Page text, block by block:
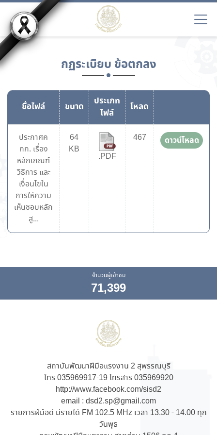
กฏระเบียบ ข้อตกลง
ชื่อไฟล์ ขนาด
ประเภท
ไฟล์
โหลด
ประกาศค
กก. เรื่อง
หลักเกณฑ์
วิธีการ และ
เงื่อนไขใน
การให้ความ
เห็นชอบหลัก
สู...
64
KB
.PDF
467 ดาวน์โหลด
จำนวนผู้เข้าชม
71,399
สถาบันพัฒนาฝีมือแรงงาน 2 สุพรรณบุรี
โทร 035969917-19 โทรสาร 035969920
http://www.facebook.com/sisd2
email : dsd2.sp@gmail.com
รายการฝีมือดี มีรายได้ FM 102.5 MHz เวลา 13.30 - 14.00 ทุก
วันพุธ